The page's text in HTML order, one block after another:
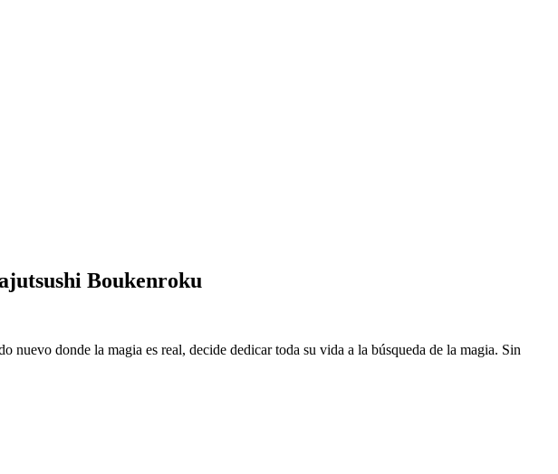
Boukenroku
donde la magia es real, decide dedicar toda su vida a la búsqueda de la magia. Sin